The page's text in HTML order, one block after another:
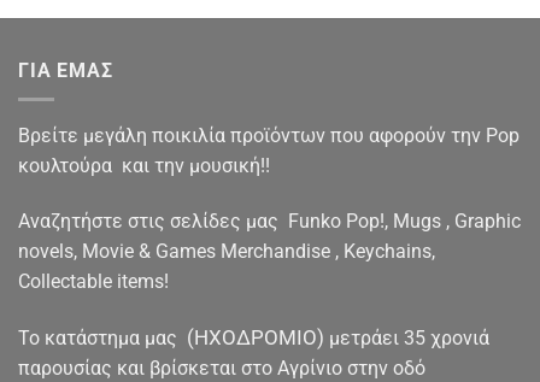
ΓΙΑ ΕΜΑΣ
Βρείτε μεγάλη ποικιλία προϊόντων που αφορούν την Pop
κουλτούρα και την μουσική!!
Αναζητήστε στις σελίδες μας Funko Pop!, Mugs , Graphic
novels, Movie & Games Merchandise , Keychains,
Collectable items!
To κατάστημα μας (ΗΧΟΔΡΟΜΙΟ) μετράει 35 χρονιά
παρουσίας και βρίσκεται στο Αγρίνιο στην οδό